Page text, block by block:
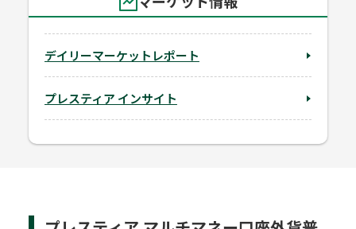
デイリーマーケットレポート
プレスティア インサイト